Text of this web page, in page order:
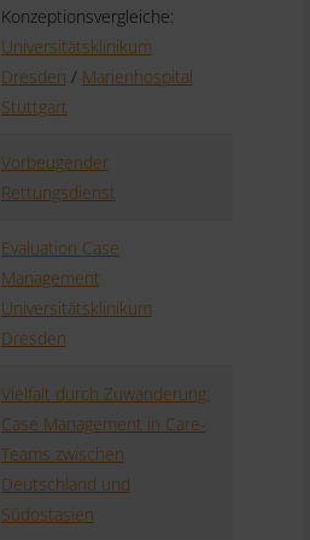
Konzeptionsvergleiche:
Universitätsklinikum
Dresden / Marienhospital
Stuttgart
Vorbeugender
Rettungsdienst
Evaluation Case
Management
Universitätsklinikum
Dresden
Vielfalt durch Zuwanderung:
Case Management in Care-
Teams zwischen
Deutschland und
Südostasien